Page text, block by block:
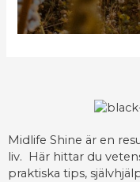
Midlife Shine är en
liv. Här hittar du
praktiska tips,